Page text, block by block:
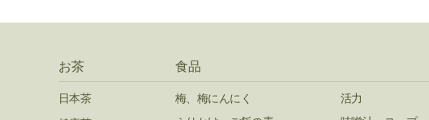
お茶
日本茶
食品
梅、梅にんにく
活力